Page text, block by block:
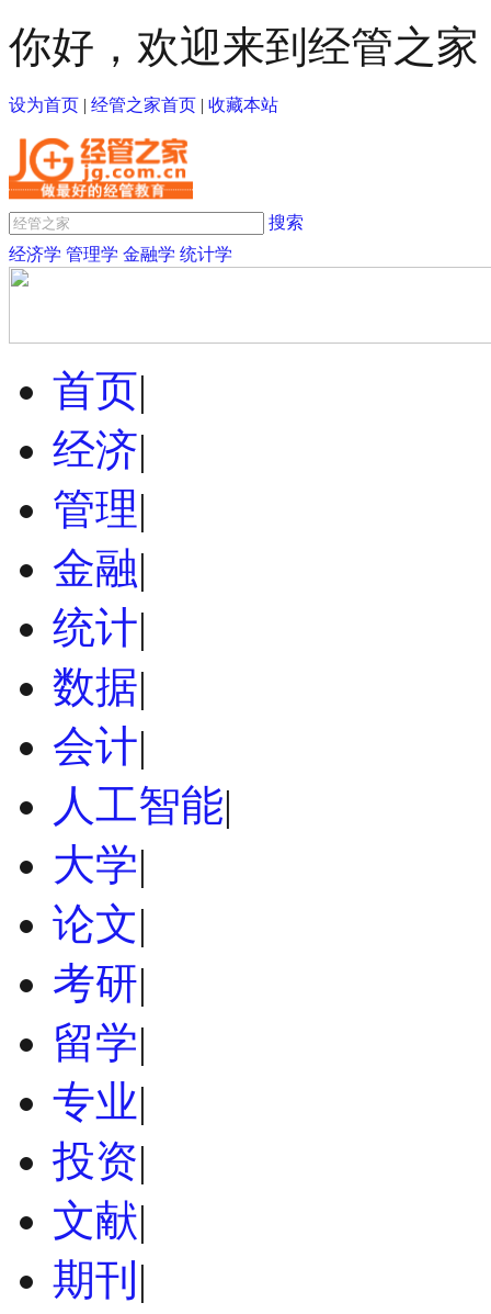
你好，欢迎来到经管之家
设为首页 | 经管之家首页 | 收藏本站
搜索
经济学 管理学 金融学 统计学
首页|
经济|
管理|
金融|
统计|
数据|
会计|
人工智能|
大学|
论文|
考研|
留学|
专业|
投资|
文献|
期刊 |